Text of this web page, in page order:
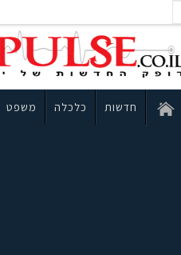
חדשות כלכלה משפט